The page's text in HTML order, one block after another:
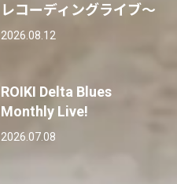
レコーディングライブ〜
2026.08.12
ROIKI Delta Blues
Monthly Live!
2026.07.08